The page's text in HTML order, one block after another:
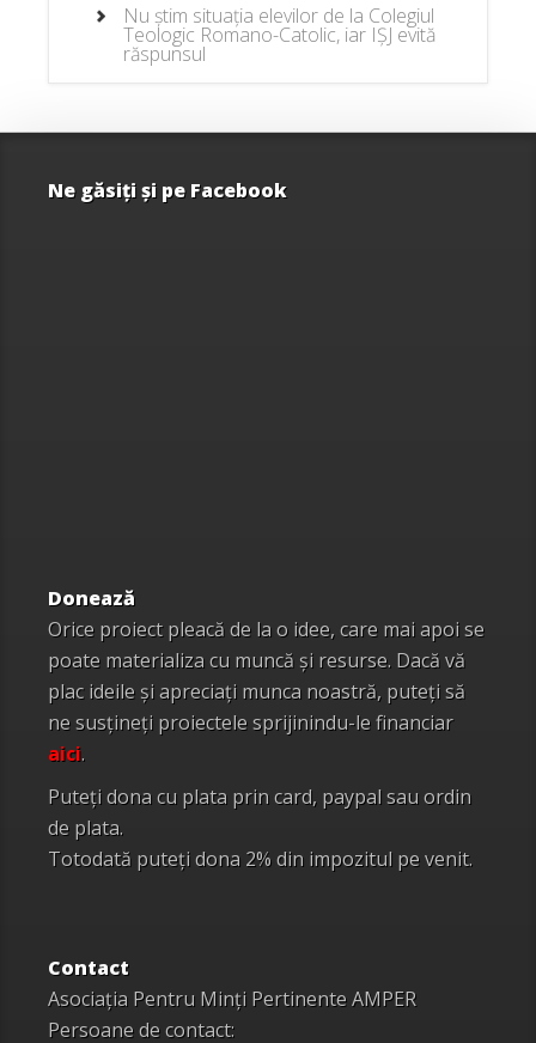
Nu știm situația elevilor de la Colegiul
Teologic Romano-Catolic, iar IȘJ evită
răspunsul
Ne găsiţi şi pe Facebook
Donează
Orice proiect pleacă de la o idee, care mai apoi se
poate materializa cu muncă și resurse. Dacă vă
plac ideile și apreciați munca noastră, puteți să
ne susțineți proiectele sprijinindu-le financiar
aici.
Puteți dona cu plata prin card, paypal sau ordin
de plata.
Totodată puteți dona 2% din impozitul pe venit.
Contact
Asociația Pentru Minți Pertinente AMPER
Persoane de contact: